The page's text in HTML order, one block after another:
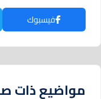
فيسبوك
مواضيع ذات صلة